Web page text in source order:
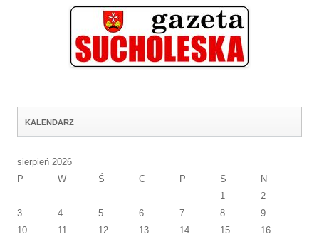
KALENDARZ
sierpień 2026
P
W Ś C P S
N
1
2
3
4 5 6 7 8
9
10
11 12 13 14 15
16